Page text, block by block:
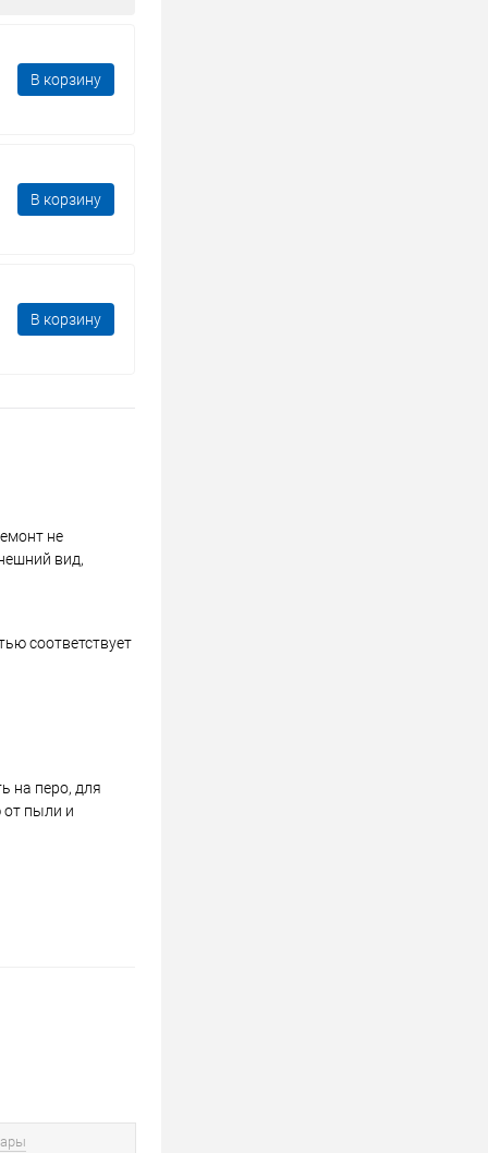
В корзину
В корзину
В корзину
не
вид,
соответствует
на перо, для
от пыли и